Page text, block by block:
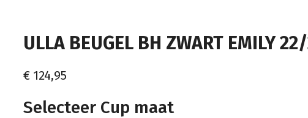
ULLA BEUGEL BH ZWART EMILY
€ 124,95
Selecteer Cup maat